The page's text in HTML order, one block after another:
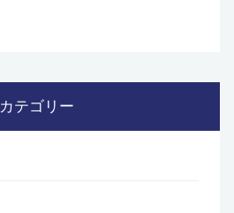
カテゴリー